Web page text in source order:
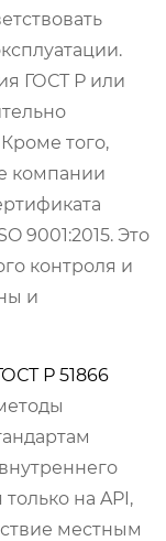
ГОСТ Р или
того,
компании
9001:2015. Это
контроля и
и
Р 51866
на API,
местным